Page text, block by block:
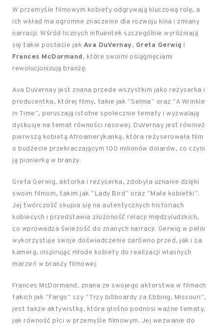
W przemyśle filmowym kobiety odgrywają kluczową rolę, a
ich wkład ma ogromne znaczenie dla rozwoju kina i zmiany
narracji. Wśród licznych influentek szczególnie wyróżniają
się takie postacie jak Ava DuVernay, Greta Gerwig i
Frances McDormand, które swoimi osiągnięciami
rewolucjonizują branżę.
Ava DuVernay jest znana przede wszystkim jako reżyserka i
producentka, której filmy, takie jak “Selma” oraz “A Wrinkle
in Time”, poruszają istotne społecznie tematy i wyzwalają
dyskusje na temat równości rasowej. DuVernay jest również
pierwszą kobietą Afroamerykanką, która reżyserowała film
o budżecie przekraczającym 100 milionów dolarów, co czyni
ją pionierką w branży.
Greta Gerwig, aktorka i reżyserka, zdobyła uznanie dzięki
swoim filmom, takim jak “Lady Bird” oraz “Małe kobietki”.
Jej twórczość skupia się na autentycznych historiach
kobiecych i przedstawia złożoność relacji międzyludzkich,
co wprowadza świeżość do znanych narracji. Gerwig w pełni
wykorzystuje swoje doświadczenie zarówno przed, jak i za
kamerą, inspirując młode kobiety do realizacji własnych
marzeń w branży filmowej.
Frances McDormand, znana ze swojego aktorstwa w filmach
takich jak “Fargo” czy “Trzy billboardy za Ebbing, Missouri”,
jest także aktywistką, która głośno podnosi ważne tematy,
jak równość płci w przemyśle filmowym. Jej wezwanie do